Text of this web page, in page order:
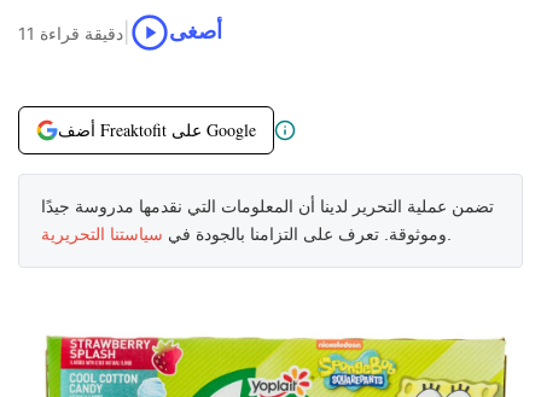
11 دقيقة قراءة أصغى
أضف Freaktofit على Google
تضمن عملية التحرير لدينا أن المعلومات التي نقدمها مدروسة جيدًا
وموثوقة. تعرف على التزامنا بالجودة في سياستنا التحريرية